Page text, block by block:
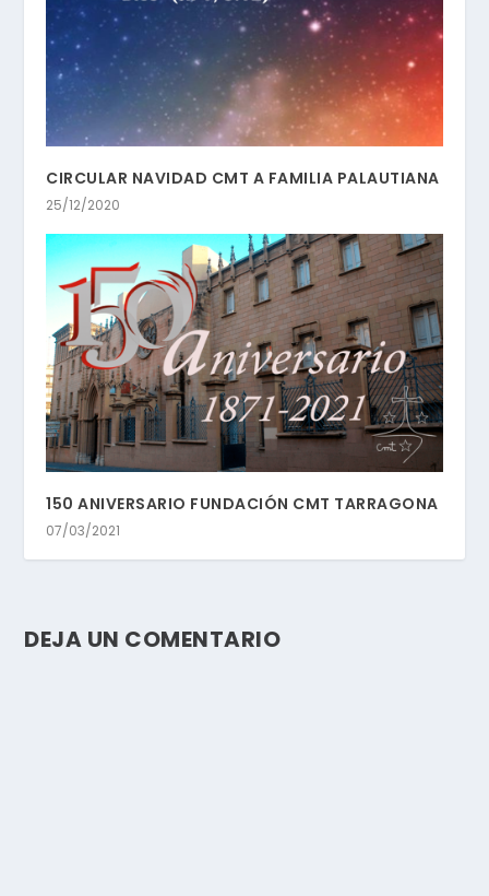
CIRCULAR NAVIDAD CMT A FAMILIA PALAUTIANA
25/12/2020
150 ANIVERSARIO FUNDACIÓN CMT TARRAGONA
07/03/2021
DEJA UN COMENTARIO